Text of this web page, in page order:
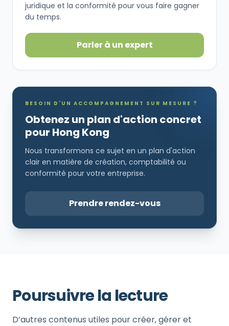
juridique et la conformité pour vous faire gagner
du temps.
Parler à un expert
BESOIN D'UN ACCOMPAGNEMENT SUR MESURE ?
Obtenez un plan d'action concret
pour Hong Kong
Nous transformons ce sujet en un plan d'action
clair en matière de création, comptabilité ou
conformité pour votre entreprise.
Prendre rendez-vous
Poursuivre la lecture
D’autres contenus utiles pour créer, gérer et